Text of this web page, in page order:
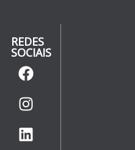
REDES
SOCIAIS